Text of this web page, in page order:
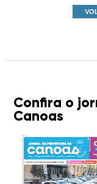
Confira o
Canoas